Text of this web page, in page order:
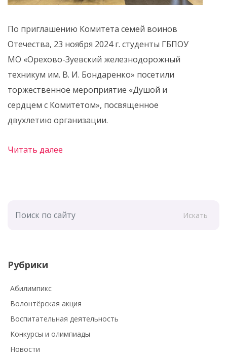
По приглашению Комитета семей воинов
Отечества, 23 ноября 2024 г. студенты ГБПОУ
МО «Орехово-Зуевский железнодорожный
техникум им. В. И. Бондаренко» посетили
торжественное мероприятие «Душой и
сердцем с Комитетом», посвященное
двухлетию организации.
Читать далее
Искать
Рубрики
Абилимпикс
Волонтёрская акция
Воспитательная деятельность
Конкурсы и олимпиады
Новости